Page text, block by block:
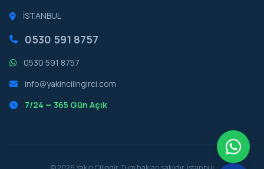
İSTANBUL
0530 591 8757
0530 591 8757
info@yakincilingirci.com
7/24 — 365 Gün Açık